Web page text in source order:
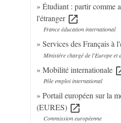
Étudiant : partir comme
l'étranger open_in_new
France éducation international
Services des Français à
Ministère chargé de l'Europe et
Mobilité internationale
Pôle emploi international
Portail européen sur la
(EURES) open_in_new
Commission européenne